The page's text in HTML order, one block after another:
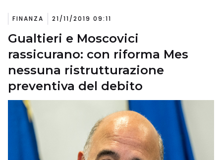
FINANZA 21/11/2019 09:11
Gualtieri e Moscovici
rassicurano: con riforma Mes
nessuna ristrutturazione
preventiva del debito